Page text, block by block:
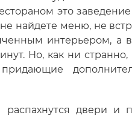
это
найдете меню, не
интерьером, а
Но, как ни
распахнутся двери и